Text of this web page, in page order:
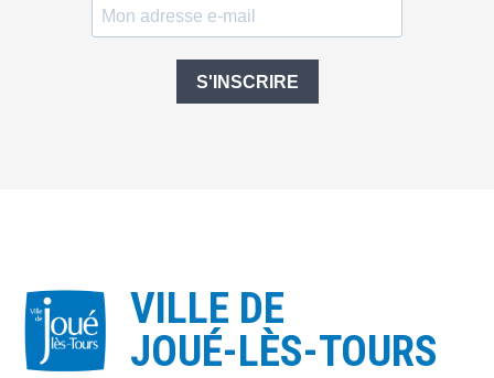
S'INSCRIRE
VILLE DE
JOUÉ-LÈS-TOURS